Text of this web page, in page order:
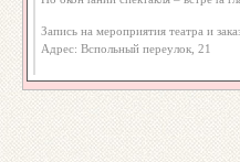
Запись на мероприятия театра и
Адрес: Вспольный переулок, 21